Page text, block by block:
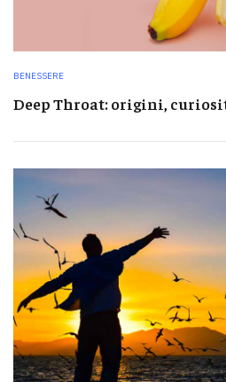
BENESSERE
Deep Throat: origini,